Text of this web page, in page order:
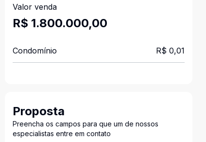
Valor venda
R$ 1.800.000,00
Condomínio R$ 0,01
Proposta
Preencha os campos para que um de nossos
especialistas entre em contato